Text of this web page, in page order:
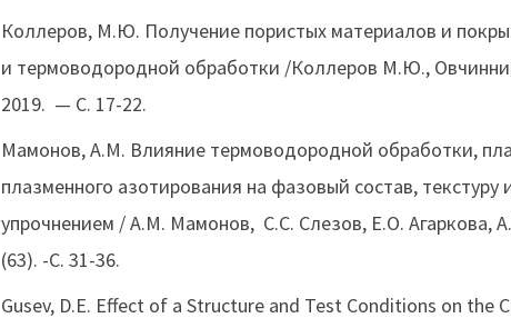
Коллеров, М.Ю. Получение пористых материалов и
и термоводородной обработки /Коллеров М.Ю.,
2019. — С. 17-22.
Мамонов, А.М. Влияние термоводородной обработки,
плазменного азотирования на фазовый состав,
упрочнением / А.М. Мамонов, С.С. Слезов, Е.О. Агаркова,
(63). -С. 31-36.
Gusev, D.E. Effect of a Structure and Test Conditions on